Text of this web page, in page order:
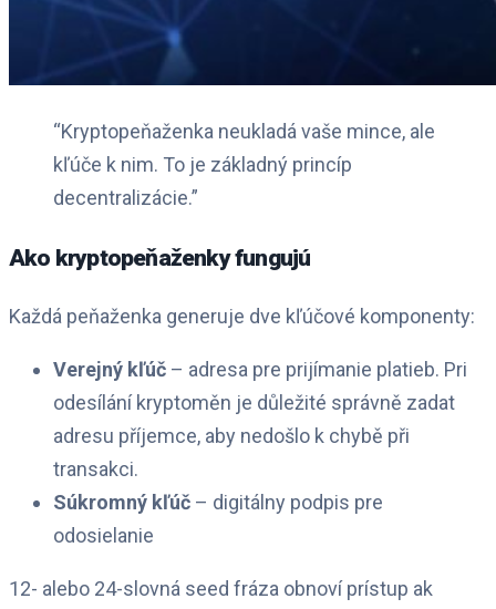
“Kryptopeňaženka neukladá vaše mince, ale
kľúče k nim. To je základný princíp
decentralizácie.”
Ako kryptopeňaženky fungujú
Každá peňaženka generuje dve kľúčové komponenty:
Verejný kľúč – adresa pre prijímanie platieb. Pri
odesílání kryptoměn je důležité správně zadat
adresu příjemce, aby nedošlo k chybě při
transakci.
Súkromný kľúč – digitálny podpis pre
odosielanie
12- alebo 24-slovná seed fráza obnoví prístup ak